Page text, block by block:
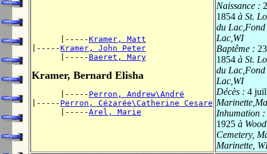
      |-----
Kramer, Matt
|-----Kramer, John Peter
      |-----
Baeret, Mary
Kramer, Bernard Elisha
      |-----
Perron, Andrew\André
|----- Perron, Cézarée\Catherine Cesare
      |-----
Arel, Marie
Naissance :
1854 à St.
du Lac,Fond
Lac,WI
Baptême :
1854 à St.
du Lac,Fond
Lac,WI
Décès : 4
Inhumation :
1925 à
Cemetery,
Marinette,